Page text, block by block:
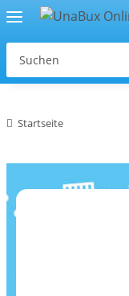
Startseite